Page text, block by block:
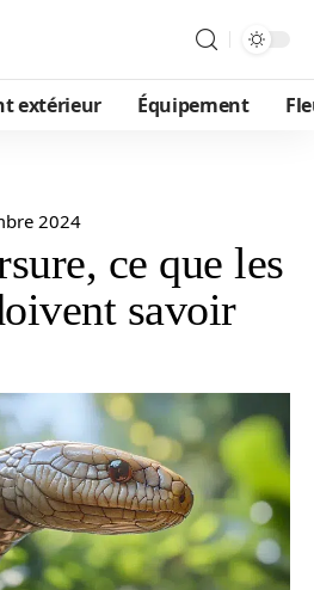
extérieur Équipement
2024
ce que les
savoir